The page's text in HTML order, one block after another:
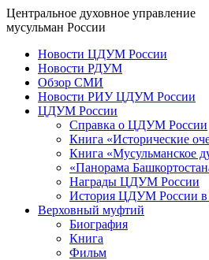
Центральное духовное управление
мусульман России
Новости ЦДУМ России
Новости РДУМ
Обзор СМИ
Новости РИУ ЦДУМ России
ЦДУМ России
Справка о ЦДУМ России
Книга «Исторические
Книга «Мусульманское
«Панорама
Награды ЦДУМ России
История ЦДУМ России в
Верховный муфтий
Биография
Книга
Фильм